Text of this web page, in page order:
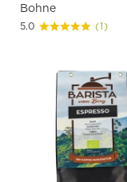
Bohne
5.0 (1)